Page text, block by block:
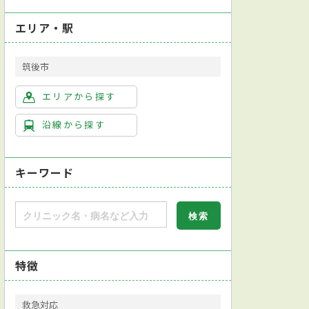
エリア・駅
筑後市
エリアから探す
沿線から探す
キーワード
特徴
救急対応